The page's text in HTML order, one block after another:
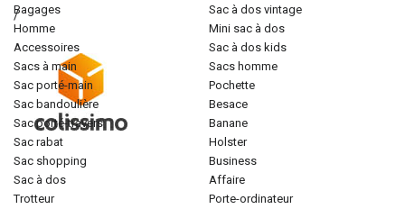
/ bagages
homme
accessoires
sacs à main
sac porté-main
sac bandoulière
sac porté-travers
sac rabat
sac shopping
sac à dos
trotteur
sac à dos vintage
mini sac à dos
sac à dos kids
sacs homme
pochette
besace
banane
holster
business
affaire
porte-ordinateur